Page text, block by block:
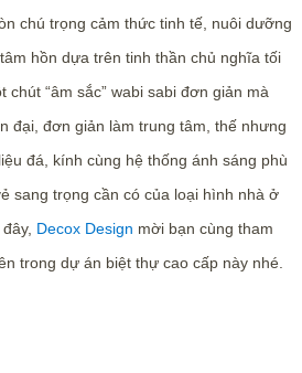
chú trọng cảm thức tinh tế, nuôi dưỡng
hồn dựa trên tinh thần chủ nghĩa tối
“âm sắc” wabi sabi đơn giản mà
đại, đơn giản làm trung tâm, thế nhưng
đá, kính cùng hệ thống ánh sáng phù
sang trọng cần có của loại hình nhà ở
Decox Design mời bạn cùng tham
trong dự án biệt thự cao cấp này nhé.